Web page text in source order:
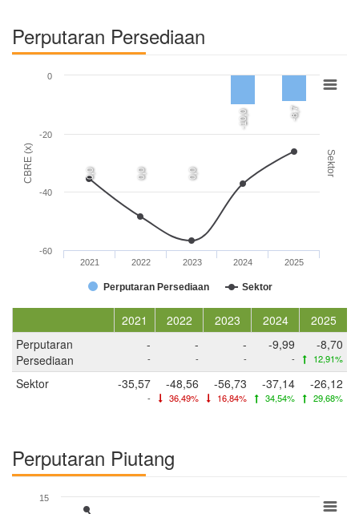
Perputaran Persediaan
CBRE (x) Sektor
0,0 0,0 0,0
-10,0 -8,7
Perputaran Persediaan Sektor
2021 2022 2023 2024 2025
-60
-40
-20
0
2021 2022 2023 2024
2025
Perputaran
Persediaan
-
-
-
-
-
-
-9,99
-
-8,70
12,91%
Sektor -35,57
-
-48,56
36,49%
-56,73
16,84%
-37,14
34,54%
-26,12
29,68%
Perputaran Piutang
15